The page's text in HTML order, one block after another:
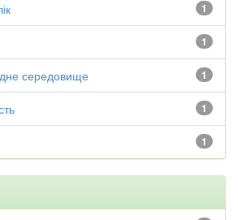
1
1
1
середовище
1
1